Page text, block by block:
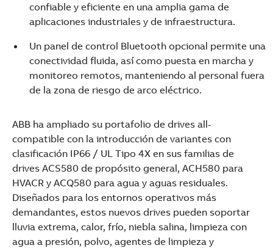
Suggestions
Products
See more products
Shopping list preview
confiable y eficiente en una amplia gama de
aplicaciones industriales y de infraestructura.
Un panel de control Bluetooth opcional permite una
conectividad fluida, así como puesta en marcha y
monitoreo remotos, manteniendo al personal fuera
de la zona de riesgo de arco eléctrico.
ABB ha ampliado su portafolio de drives all-
compatible con la introducción de variantes con
clasificación IP66 / UL Tipo 4X en sus familias de
drives ACS580 de propósito general, ACH580 para
HVACR y ACQ580 para agua y aguas residuales.
Diseñados para los entornos operativos más
demandantes, estos nuevos drives pueden soportar
lluvia extrema, calor, frío, niebla salina, limpieza con
agua a presión, polvo, agentes de limpieza y